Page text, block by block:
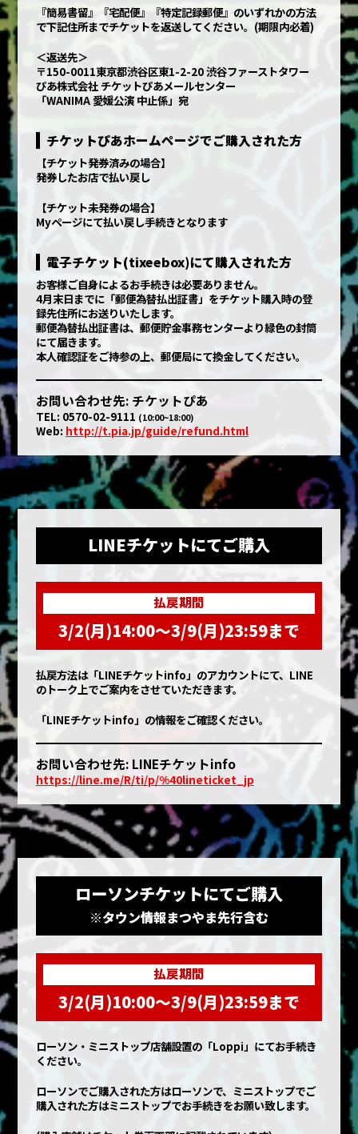
『簡易書留』『宅配便』『特定記録郵便』のいずれかの方法
で下記住所までチケットを返送してください。(期限内必着)
＜返送先＞
〒150-0011東京都渋谷区東1-2-20 渋谷ファーストタワー
ぴあ株式会社 チケットぴあメールセンター
「WANIMA 愛媛公演 中止係」宛
チケットぴあホームページでご購入された方
【チケット発券済みの場合】
発券したお店で払い戻し
【チケット未発券の場合】
Myページにて払い戻し手続きとなります
電子チケット(tixeebox)にて購入された方
お客様ご自身によるお手続きは必要ありません。
4月末日までに「郵便為替払出証書」をチケット購入時の登
録先住所にお送りいたします。
郵便為替払出証書は、郵便貯金事務センターより緑色の封筒
にて届きます。
本人確認証をご持参の上、郵便局にて換金してください。
お問い合わせ先: チケットぴあ
TEL: 0570-02-9111 (10:00~18:00)
Web: http://t.pia.jp/guide/refund.html
LINEチケットにてご購入
払戻期間
3/2(月)14:00〜3/9(月)23:59まで
払戻方法は「LINEチケットinfo」のアカウントにて、LINE
のトーク上でご案内をさせていただきます。
「LINEチケットinfo」の情報をご確認ください。
お問い合わせ先: LINEチケットinfo
https://line.me/R/ti/p/%40lineticket_jp
ローソンチケットにてご購入
※タウン情報まつやま先行含む
払戻期間
3/2(月)10:00〜3/9(月)23:59まで
ローソン・ミニストップ店舗設置の「Loppi」にてお手続き
ください。
ローソンでご購入された方はローソンで、ミニストップでご
購入された方はミニストップでお手続きをお願い致します。